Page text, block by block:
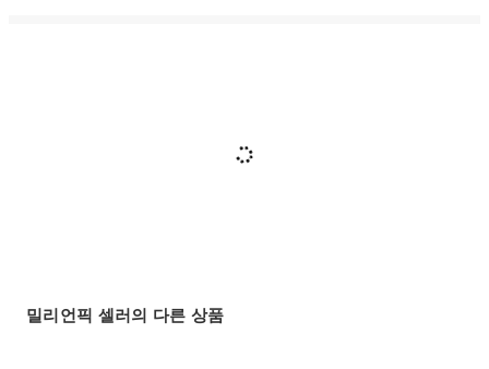
밀리언픽 셀러의 다른 상품